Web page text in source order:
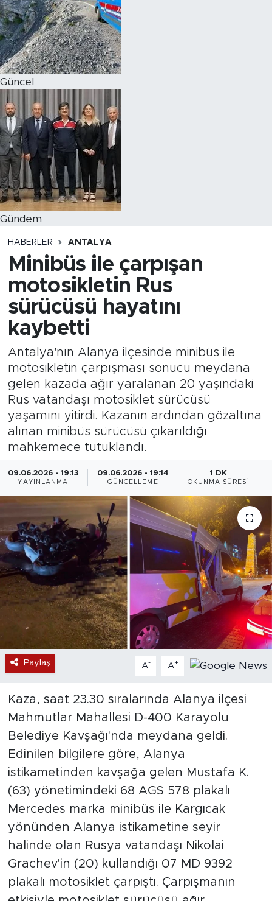
Güncel
Gündem
HABERLER ANTALYA
Minibüs ile çarpışan
motosikletin Rus
sürücüsü hayatını
kaybetti
Antalya'nın Alanya ilçesinde minibüs ile
motosikletin çarpışması sonucu meydana
gelen kazada ağır yaralanan 20 yaşındaki
Rus vatandaşı motosiklet sürücüsü
yaşamını yitirdi. Kazanın ardından gözaltına
alınan minibüs sürücüsü çıkarıldığı
mahkemece tutuklandı.
09.06.2026 - 19:13
YAYINLANMA
09.06.2026 - 19:14
GÜNCELLEME
1 DK
OKUNMA SÜRESI
Paylaş A- A+
Kaza, saat 23.30 sıralarında Alanya ilçesi
Mahmutlar Mahallesi D-400 Karayolu
Belediye Kavşağı'nda meydana geldi.
Edinilen bilgilere göre, Alanya
istikametinden kavşağa gelen Mustafa K.
(63) yönetimindeki 68 AGS 578 plakalı
Mercedes marka minibüs ile Kargıcak
yönünden Alanya istikametine seyir
halinde olan Rusya vatandaşı Nikolai
Grachev'in (20) kullandığı 07 MD 9392
plakalı motosiklet çarpıştı. Çarpışmanın
Magazin
Özel Haber
Politika
Resmi İlanlar
Sağlık
Spor
Turizm